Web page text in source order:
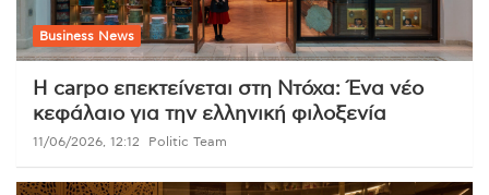
Business News
Η carpo επεκτείνεται στη Ντόχα: Ένα νέο
κεφάλαιο για την ελληνική φιλοξενία
11/06/2026, 12:12 Politic Team